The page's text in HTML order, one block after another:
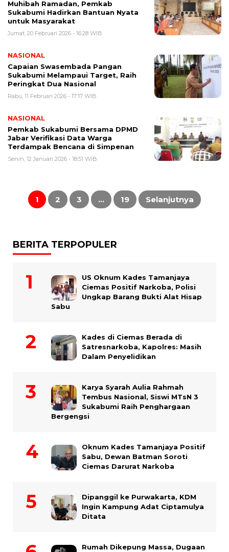
Muhibah Ramadan, Pemkab
Sukabumi Hadirkan Bantuan Nyata
untuk Masyarakat
Jumat, 20 Februari 2026 - 16:28 WIB
NASIONAL
Capaian Swasembada Pangan
Sukabumi Melampaui Target, Raih
Peringkat Dua Nasional
Rabu, 11 Februari 2026 - 17:17 WIB
NASIONAL
Pemkab Sukabumi Bersama DPMD
Jabar Verifikasi Data Warga
Terdampak Bencana di Simpenan
Senin, 12 Januari 2026 - 18:51 WIB
Paginasi
pos
1 2 3 … 19 Selanjutnya
BERITA TERPOPULER
US Oknum Kades Tamanjaya
Ciemas Positif Narkoba, Polisi
Ungkap Barang Bukti Alat Hisap
Sabu
Kades di Ciemas Berada di
Satresnarkoba, Kapolres: Masih
Dalam Penyelidikan
Karya Syarah Aulia Rahmah
Tembus Nasional, Siswi MTsN 3
Sukabumi Raih Penghargaan
Bergengsi
Oknum Kades Tamanjaya Positif
Sabu, Dewan Batman Soroti
Ciemas Darurat Narkoba
Dipanggil ke Purwakarta, KDM
Ingin Kampung Adat Ciptamulya
Ditata
Rumah Dikepung Massa, Dugaan